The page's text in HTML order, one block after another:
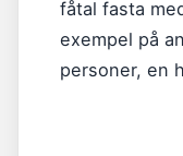
fåtal fasta
exempel på
personer, en